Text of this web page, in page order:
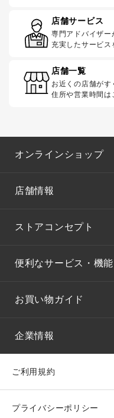
店舗サービス
専門アドバイザー
充実したサービス
店舗一覧
お近くの店舗がす
住所や営業時間は
オンラインショップ
店舗情報
ストアコンセプト
便利なサービス・機能
お買い物ガイド
企業情報
ご利用規約
プライバシーポリシー